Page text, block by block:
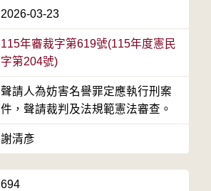
2026-03-23
115年審裁字第619號(115年度憲民
字第204號)
聲請人為妨害名譽罪定應執行刑案
件，聲請裁判及法規範憲法審查。
謝清彥
694